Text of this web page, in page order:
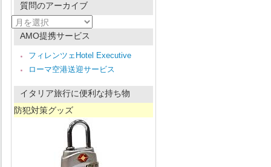
質問のアーカイブ
質
問
AMO提携サービス
フィレンツェHotel Executive
ローマ空港送迎サービス
イタリア旅行に便利な持ち物
防犯対策グッズ